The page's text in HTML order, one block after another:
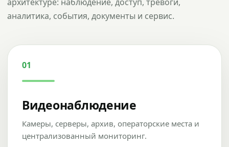
аналитика, события, документы и сервис.
01
Видеонаблюдение
Камеры, серверы, архив, операторские места и
централизованный мониторинг.